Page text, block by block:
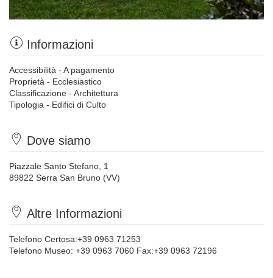
Informazioni
Accessibilità - A pagamento
Proprietà - Ecclesiastico
Classificazione - Architettura
Tipologia - Edifici di Culto
Dove siamo
Piazzale Santo Stefano, 1
89822 Serra San Bruno (VV)
Altre Informazioni
Telefono Certosa:+39 0963 71253
Telefono Museo: +39 0963 7060 Fax:+39 0963 72196